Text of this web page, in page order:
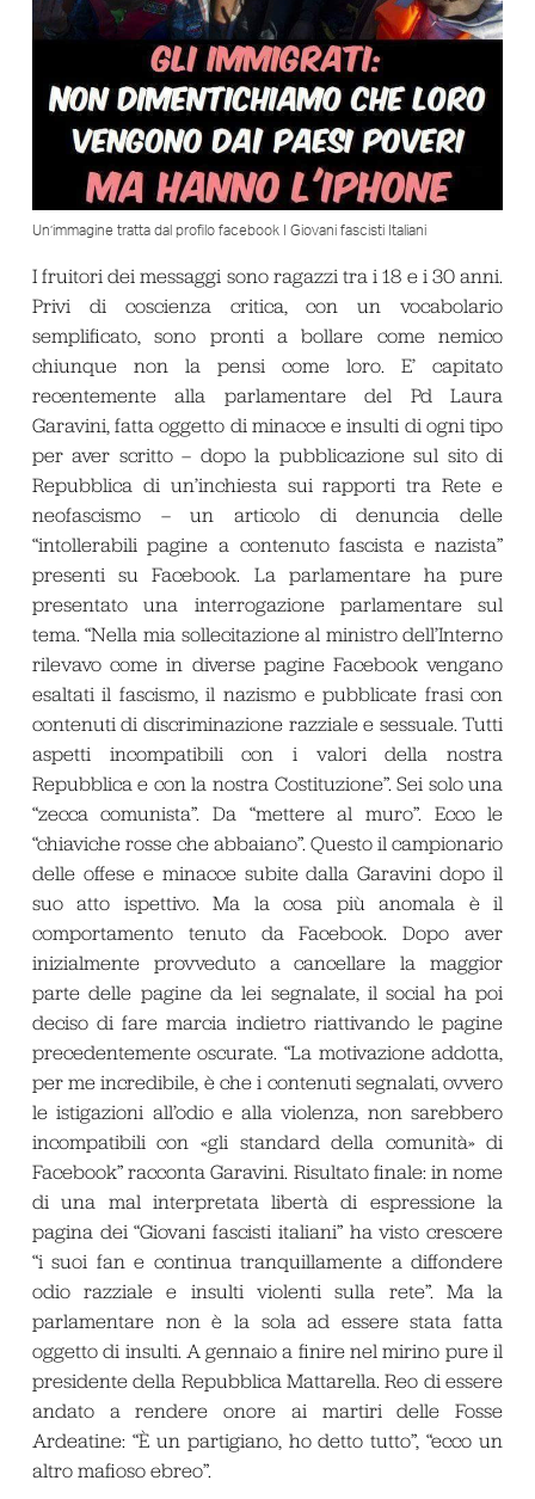
Un’immagine tratta dal profilo facebook I Giovani fascisti Italiani
I fruitori dei messaggi sono ragazzi tra i 18 e i 30 anni.
Privi di coscienza critica, con un vocabolario
semplificato, sono pronti a bollare come nemico
chiunque non la pensi come loro. E’ capitato
recentemente alla parlamentare del Pd Laura
Garavini, fatta oggetto di minacce e insulti di ogni tipo
per aver scritto – dopo la pubblicazione sul sito di
Repubblicadi un’inchiesta sui rapporti tra Rete e
neofascismo – un articolo di denuncia delle
“intollerabili pagine a contenuto fascista e nazista”
presenti su Facebook. La parlamentare ha pure
presentato una interrogazione parlamentare sul
tema. “Nella mia sollecitazione al ministro dell’Interno
rilevavo come in diverse pagine Facebook vengano
esaltati il fascismo, il nazismo e pubblicate frasi con
contenuti di discriminazione razziale e sessuale. Tutti
aspetti incompatibili con i valori della nostra
Repubblica e con la nostra Costituzione”. Sei solo una
“zecca comunista”. Da “mettere al muro”. Ecco le
“chiaviche rosse che abbaiano”. Questo il campionario
delle offese e minacce subite dalla Garavini dopo il
suo atto ispettivo. Ma la cosa più anomala è il
comportamento tenuto da Facebook. Dopo aver
inizialmente provveduto a cancellare la maggior
parte delle pagine da lei segnalate, il social ha poi
deciso di fare marcia indietro riattivando le pagine
precedentemente oscurate. “La motivazione addotta,
per me incredibile, è che i contenuti segnalati, ovvero
le istigazioni all’odio e alla violenza, non sarebbero
incompatibili con «gli standard della comunità» di
Facebook” racconta Garavini. Risultato finale: in nome
di una mal interpretata libertà di espressione la
pagina dei “Giovani fascisti italiani” ha visto crescere
“i suoi fan e continua tranquillamente a diffondere
odio razziale e insulti violenti sulla rete”. Ma la
parlamentare non è la sola ad essere stata fatta
oggetto di insulti. A gennaio a finire nel mirino pure il
presidente della Repubblica Mattarella. Reo di essere
andato a rendere onore ai martiri delle Fosse
Ardeatine: “È un partigiano, ho detto tutto”, “ecco un
altro mafioso ebreo”.